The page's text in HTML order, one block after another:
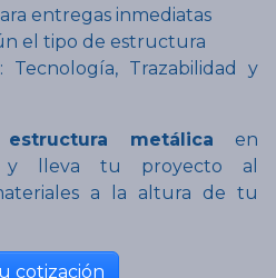
entregas inmediatas
el tipo de estructura
Trazabilidad y
estructura metálica en
lleva tu proyecto al
a la altura de tu
cotización